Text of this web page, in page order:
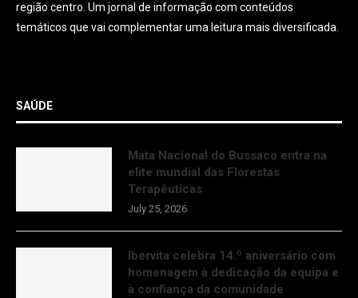
região centro. Um jornal de informação com conteúdos
temáticos que vai complementar uma leitura mais diversificada.
SAÚDE
Mata Nacional do Bussaco entra na
elite mundial das Florestas
Terapêuticas
July 25, 2026
Ibervita celebra 14.º aniversário com
homenagem à dedicação da equipa e
à confiança da comunidade